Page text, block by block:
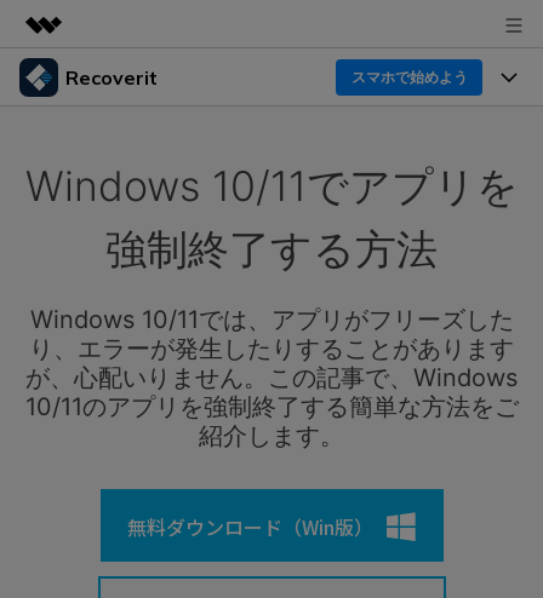
製品
概要
企業情報
プラン＆価格
サポート
Recoverit スマホで始めよう
Recoverit for Windows
Windowsデータ復元ならRecoverit！確実な復元技術と
スマホで始めよう
Recoverit for Mac
AI
Macの大切なデータを制限なく完全復元
スマホで始めよう
機能一覧
ドライブから復元
削除されたメディアを復元
独自の復元ソリューション 新着
ドキュメントを復元
データ復元事例
データ復元
外付けデバイス復元
その他の復元
詳しくは
Recoveritとは
データ復元の専門家
カスタマーストーリー
人気内容
操作ガイド
search
Windows 10/11でアプリを
強制終了する方法
Windows 10/11では、アプリがフリーズした
り、エラーが発生したりすることがあります
が、心配いりません。この記事で、Windows
10/11のアプリを強制終了する簡単な方法をご
紹介します。
無料ダウンロード（Win版）